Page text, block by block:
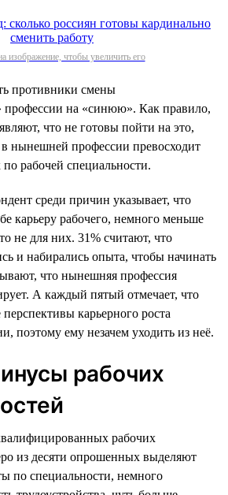
изображение, чтобы увеличить его
противники смены
профессии на «синюю». Как правило,
что не готовы пойти на это,
в нынешней профессии превосходит
рабочей специальности.
среди причин указывает, что
карьеру рабочего, немного меньше
не для них. 31% считают, что
и набирались опыта, чтобы начинать
что нынешняя профессия
А каждый пятый отмечает, что
карьерного роста
поэтому ему незачем уходить из неё.
рабочих
рабочих
из десяти опрошенных выделяют
по специальности, немного